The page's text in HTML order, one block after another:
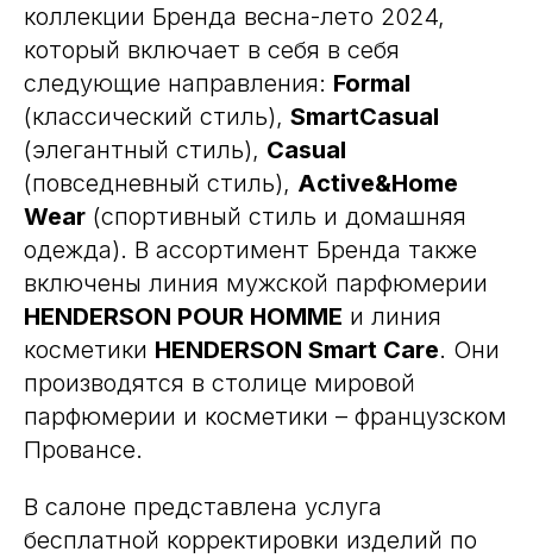
коллекции Бренда весна-лето 2024,
который включает в себя в себя
следующие направления: Formal
(классический стиль), SmartCasual
(элегантный стиль), Casual
(повседневный стиль), Active&Home
Wear (спортивный стиль и домашняя
одежда). В ассортимент Бренда также
включены линия мужской парфюмерии
HENDERSON POUR HOMME и линия
косметики HENDERSON Smart Care. Они
производятся в столице мировой
парфюмерии и косметики – французском
Провансе.
В салоне представлена услуга
бесплатной корректировки изделий по